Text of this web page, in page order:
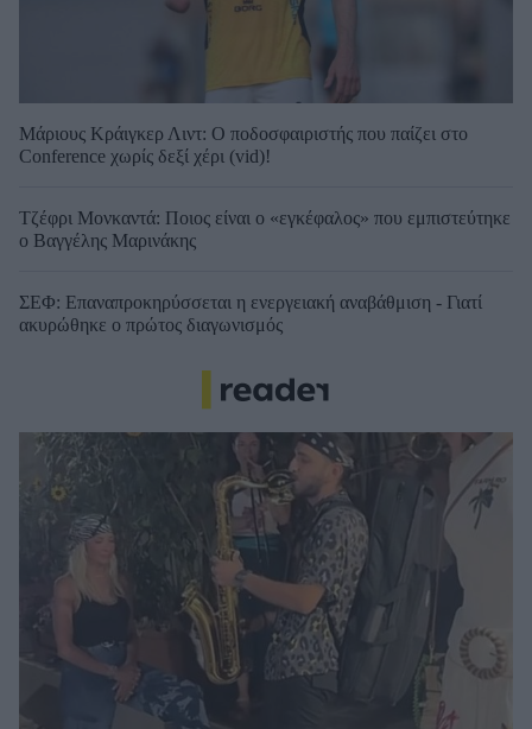
Μάριους Κράιγκερ Λιντ: Ο ποδοσφαιριστής που παίζει στο
Conference χωρίς δεξί χέρι (vid)!
Τζέφρι Μονκαντά: Ποιος είναι ο «εγκέφαλος» που εμπιστεύτηκε
ο Βαγγέλης Μαρινάκης
ΣΕΦ: Επαναπροκηρύσσεται η ενεργειακή αναβάθμιση - Γιατί
ακυρώθηκε ο πρώτος διαγωνισμός